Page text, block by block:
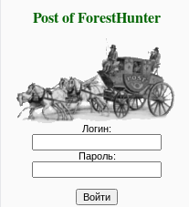
Post of ForestHunter
Логин:
Пароль: